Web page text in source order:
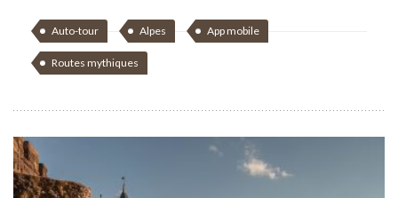
Auto-tour Alpes App mobile
Routes mythiques